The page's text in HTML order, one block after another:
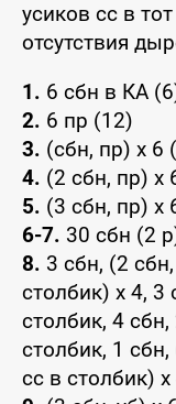
усиков сс в
отсутствия
1. 6 сбн в КА
2. 6 пр (12)
3. (сбн, пр) х 6
4. (2 сбн, пр) х
5. (3 сбн, пр) х
6-7. 30 сбн (2
8. 3 сбн, (2
столбик) х 4, 3
столбик, 4 сбн,
столбик, 1
сс в столбик)